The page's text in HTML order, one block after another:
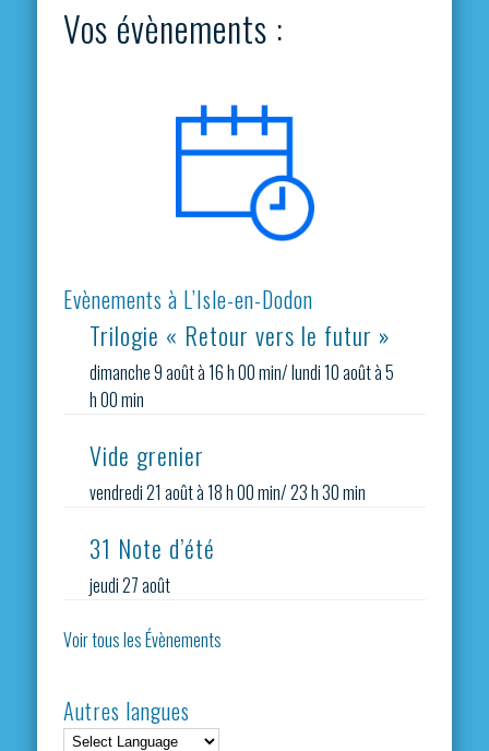
Vos évènements :
Evènements à L’Isle-en-Dodon
Trilogie « Retour vers le futur »
dimanche 9 août à 16 h 00 min/lundi 10 août à 5
h 00 min
Vide grenier
vendredi 21 août à 18 h 00 min/23 h 30 min
31 Note d’été
jeudi 27 août
Voir tous les Évènements
Autres langues